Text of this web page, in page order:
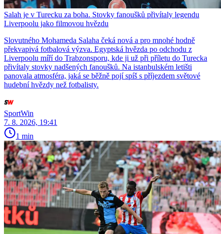
Salah je v Turecku za boha. Stovky fanoušků přivítaly legendu
Liverpoolu jako filmovou hvězdu
Slovutného Mohameda Salaha čeká nová a pro mnohé hodně
překvapivá fotbalová výzva. Egyptská hvězda po odchodu z
Liverpoolu míří do Trabzonsporu, kde ji už při příletu do Turecka
přivítaly stovky nadšených fanoušků. Na istanbulském letišti
panovala atmosféra, jaká se běžně pojí spíš s příjezdem světové
hudební hvězdy než fotbalisty.
SportWin
7. 8. 2026, 19:41
1 min